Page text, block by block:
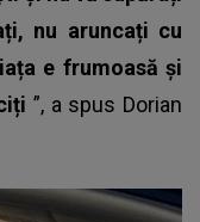
nu aruncați cu
e frumoasă și
”, a spus Dorian